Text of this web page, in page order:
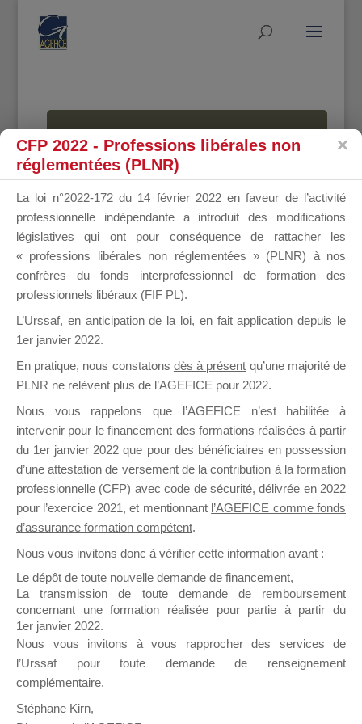
MALLETTE
DU
DIRIGEANT
Groupe Public
il y a un mois
Ce groupe est destiné aux Organismes de
Formation qui souhaitent répondre à l’Appel à
Propositions Mallette du Dirigeant.
sur lequel il est possible de laisser un message
ou poser une question.
NB : Il est nécessaire d’être
pouvoir rejoindre ce groupe
CFP 2022 - Professions libérales non
réglementées (PLNR)
La loi n°2022-172 du 14 février 2022 en faveur de l’activité
professionnelle indépendante a introduit des modifications
législatives qui ont pour conséquence de rattacher les
« professions libérales non réglementées » (PLNR) à nos
confrères du fonds interprofessionnel de formation des
professionnels libéraux (FIF PL).
L’Urssaf, en anticipation de la loi, en fait application depuis le
1er janvier 2022.
En pratique, nous constatons dès à présent qu’une majorité de
PLNR ne relèvent plus de l’AGEFICE pour 2022.
Nous vous rappelons que l’AGEFICE n’est habilitée à
intervenir pour le financement des formations réalisées à partir
du 1er janvier 2022 que pour des bénéficiaires en possession
d’une attestation de versement de la contribution à la formation
professionnelle (CFP) avec code de sécurité, délivrée en 2022
pour l’exercice 2021, et mentionnant l’AGEFICE comme fonds
d’assurance formation compétent.
Nous vous invitons donc à vérifier cette information avant :
Le dépôt de toute nouvelle demande de financement,
La transmission de toute demande de remboursement
concernant une formation réalisée pour partie à partir du
1er janvier 2022.
Nous vous invitons à vous rapprocher des services de
l’Urssaf pour toute demande de renseignement
complémentaire.
Stéphane Kirn,